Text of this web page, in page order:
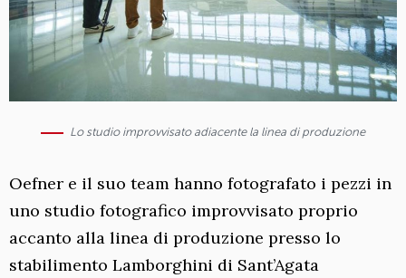
Lo studio improvvisato adiacente la linea di produzione
Oefner e il suo team hanno fotografato i pezzi in
uno studio fotografico improvvisato proprio
accanto alla linea di produzione presso lo
stabilimento Lamborghini di Sant’Agata